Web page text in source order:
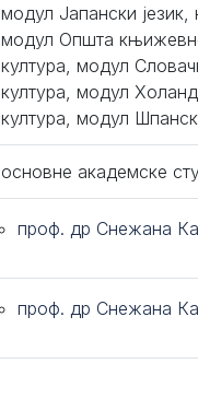
модул Јапански
модул Општа
култура, модул
култура, модул
култура, модул
основне академске
проф. др Снежана
проф. др Снежана